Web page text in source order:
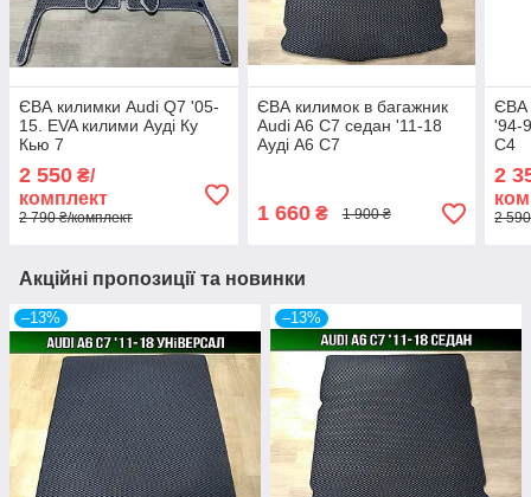
ЄВА килимки Audi Q7 '05-
15. EVA килими Ауді Ку
Кью 7
2 550 ₴/
комплект
2 790 ₴/комплект
ЄВА килимок в багажник
Audi A6 C7 седан '11-18
Ауді А6 С7
1 660₴ 1 900 ₴
ЄВА
'94-
С4
2
2
Акційні пропозиції та новинки
–13% –13%